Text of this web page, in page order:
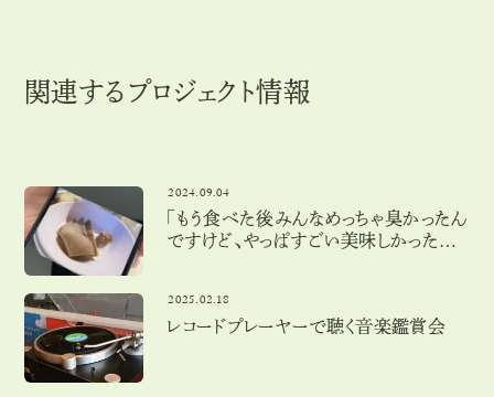
関連するプロジェクト情報
2024.09.04
「もう食べた後みんなめっちゃ臭かったん
ですけど、やっぱすごい美味しかった
2025.02.18
レコードプレーヤーで聴く音楽鑑賞会